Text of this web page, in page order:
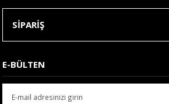
SİPARİŞ
E-BÜLTEN